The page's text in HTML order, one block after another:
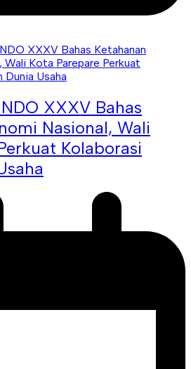
XXXV Bahas
Nasional, Wali
Kolaborasi